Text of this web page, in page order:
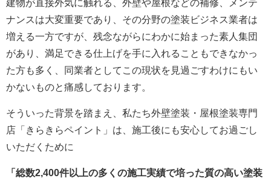
建物が直接外気に触れる、外壁や屋根などの補修、メンテ
ナンスは大変重要であり、その分野の塗装ビジネス業者は
増える一方ですが、残念ながらにわかに始まった素人集団
があり、満足できる仕上げを手に入れることもできなかっ
た方も多く、同業者としてこの現状を見過ごすわけにもい
かないものと痛感しております。
そういった背景を踏まえ、私たち外壁塗装・屋根塗装専門
店「きらきらペイント」は、施工後にも安心してお過ごし
いただくために
「総数2,400件以上の多くの施工実績で培った質の高い塗装